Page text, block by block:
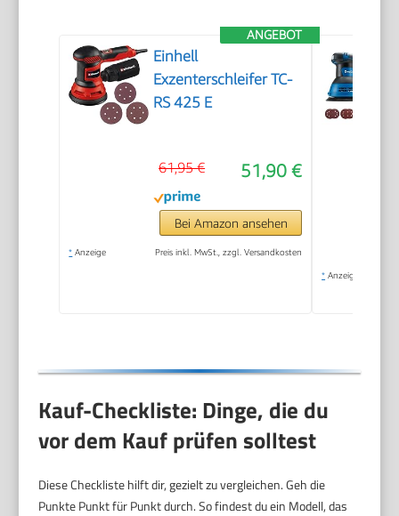
ANGEBOT
Einhell
Exzenterschleifer TC-
RS 425 E
51,90 €
61,95 €
Bei Amazon ansehen
* Anzeige Preis inkl. MwSt., zzgl. Versandkosten
* Anzeige
Kauf-Checkliste: Dinge, die du
vor dem Kauf prüfen solltest
Diese Checkliste hilft dir, gezielt zu vergleichen. Geh die
Punkte Punkt für Punkt durch. So findest du ein Modell, das